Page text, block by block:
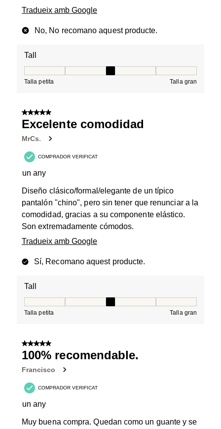
Tradueix amb Google
No, No recomano aquest producte.
Tall
Talla petita Talla gran
5 de 5 estrelles.
Excelente comodidad
MrCs.
COMPRADOR VERIFICAT
un any
Diseño clásico/formal/elegante de un típico
pantalón "chino", pero sin tener que renunciar a la
comodidad, gracias a su componente elástico.
Son extremadamente cómodos.
Tradueix amb Google
Sí, Recomano aquest producte.
Tall
Talla petita Talla gran
5 de 5 estrelles.
100% recomendable.
Francisco
COMPRADOR VERIFICAT
un any
Muy buena compra. Quedan como un guante y se